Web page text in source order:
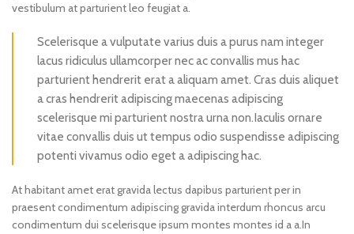
vestibulum at parturient leo feugiat a.
Scelerisque a vulputate varius duis a purus nam integer
lacus ridiculus ullamcorper nec ac convallis mus hac
parturient hendrerit erat a aliquam amet. Cras duis aliquet
a cras hendrerit adipiscing maecenas adipiscing
scelerisque mi parturient nostra urna non.Iaculis ornare
vitae convallis duis ut tempus odio suspendisse adipiscing
potenti vivamus odio eget a adipiscing hac.
At habitant amet erat gravida lectus dapibus parturient per in
praesent condimentum adipiscing gravida interdum rhoncus arcu
condimentum dui scelerisque ipsum montes montes id a a.In